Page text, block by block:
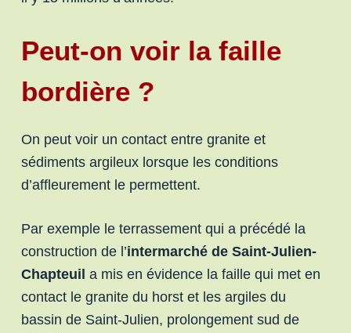
Peut-on voir la faille
bordière ?
On peut voir un contact entre granite et
sédiments argileux lorsque les conditions
d’affleurement le permettent.
Par exemple le terrassement qui a précédé la
construction de l’intermarché de Saint-Julien-
Chapteuil a mis en évidence la faille qui met en
contact le granite du horst et les argiles du
bassin de Saint-Julien, prolongement sud de